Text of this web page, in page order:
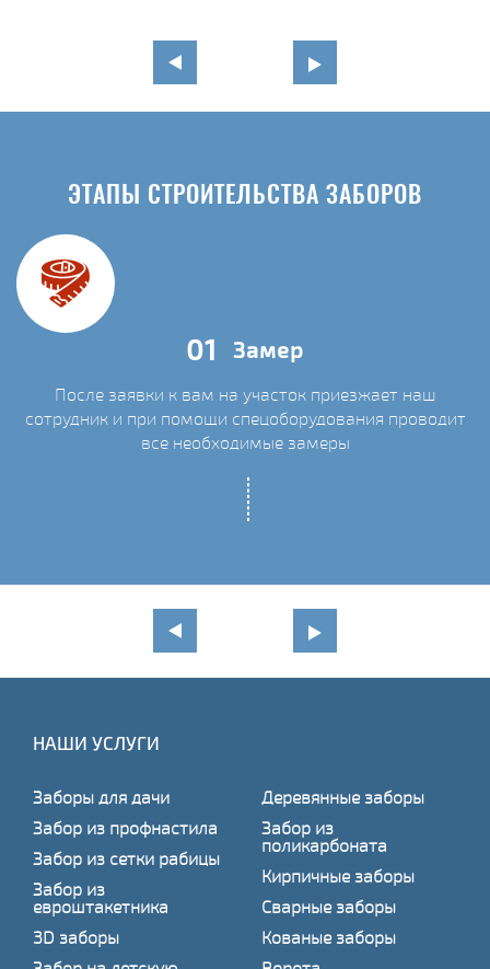
ЭТАПЫ СТРОИТЕЛЬСТВА ЗАБОРОВ
01 Замер
После заявки к вам на участок приезжает наш
сотрудник и при помощи спецоборудования проводит
все необходимые замеры
НАШИ УСЛУГИ
Заборы для дачи
Забор из профнастила
Забор из сетки рабицы
Забор из
евроштакетника
3D заборы
Деревянные заборы
Забор из
поликарбоната
Кирпичные заборы
Сварные заборы
Кованые заборы